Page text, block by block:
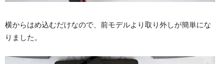
横からはめ込むだけなので、前モデルより取り外しが簡単にな
りました。